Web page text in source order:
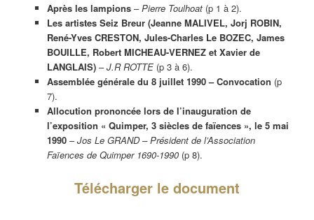
Après les lampions–Pierre Toulhoat (p 1 à 2).
Les artistes Seiz Breur (Jeanne MALIVEL, Jorj ROBIN,
René-Yves CRESTON, Jules-Charles Le BOZEC, James
BOUILLE, Robert MICHEAU-VERNEZ et Xavier de
LANGLAIS)–J.R ROTTE(p 3 à 6).
Assemblée générale du 8 juillet 1990 – Convocation (p
7).
Allocution prononcée lors de l’inauguration de
l’exposition « Quimper, 3 siècles de faïences », le 5 mai
1990 –Jos Le GRAND – Président de l’Association
Faïences de Quimper 1690-1990(p 8).
Télécharger le document